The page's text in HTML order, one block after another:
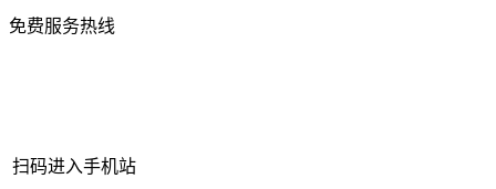
免费服务热线
扫码进入手机站